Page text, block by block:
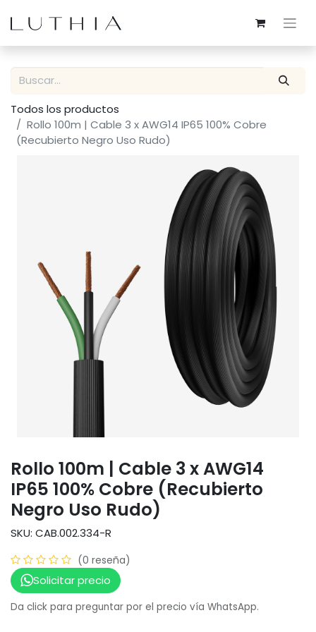
Todos los productos
Rollo 100m | Cable 3 x AWG14 IP65 100% Cobre
(Recubierto Negro Uso Rudo)
Rollo 100m | Cable 3 x AWG14
IP65 100% Cobre (Recubierto
Negro Uso Rudo)
SKU: CAB.002.334-R
(0 reseña)
Solicitar precio
Da click para preguntar por el precio vía WhatsApp.